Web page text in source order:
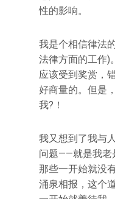
性的影响。
我是个相信律法
法律方面的工作)
应该受到奖赏，
好商量的。但是
我?！
我又想到了我与
问题——就是我老
那些一开始就没
涌泉相报，这个